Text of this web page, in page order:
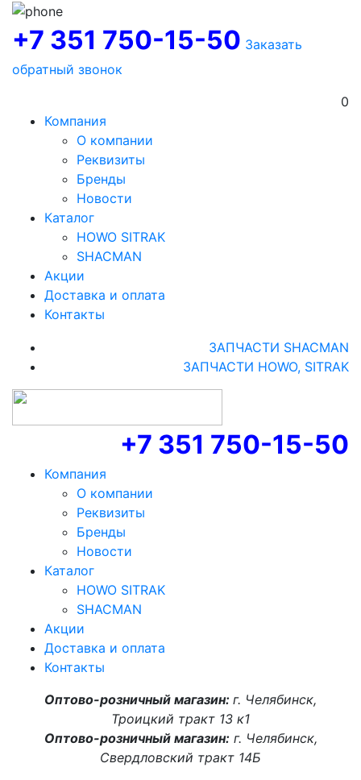
+7 351 750-15-50 Заказать
обратный звонок
0
Компания
О компании
Реквизиты
Бренды
Новости
Каталог
HOWO SITRAK
SHACMAN
Акции
Доставка и оплата
Контакты
ЗАПЧАСТИ SHACMAN
ЗАПЧАСТИ HOWO, SITRAK
+7 351 750-15-50
Компания
О компании
Реквизиты
Бренды
Новости
Каталог
HOWO SITRAK
SHACMAN
Акции
Доставка и оплата
Контакты
Оптово-розничный магазин: г. Челябинск,
Троицкий тракт 13 к1
Оптово-розничный магазин:г. Челябинск,
Свердловский тракт 14Б